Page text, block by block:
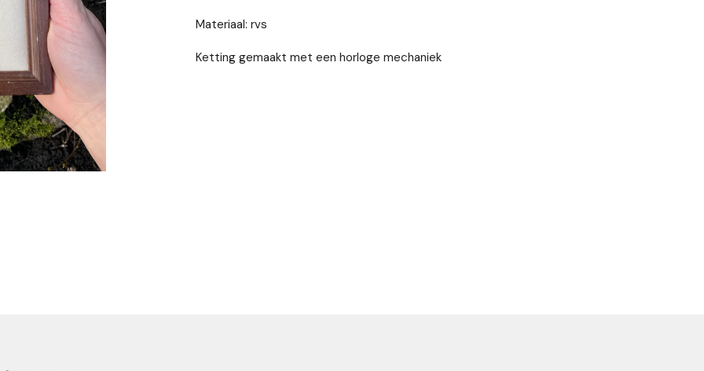
Materiaal: rvs
Ketting gemaakt met een horloge mechaniek